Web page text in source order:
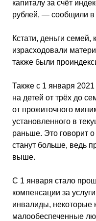
капиталу за счёт
рублей, — сообщили
Кстати, деньги
израсходовали
также были
Также с 1 января
на детей от трёх до
от прожиточного
установленного в
раньше. Это говорит
станут больше, ведь
выше.
С 1 января стало
компенсации за
инвалиды, некоторые
малообеспеченные